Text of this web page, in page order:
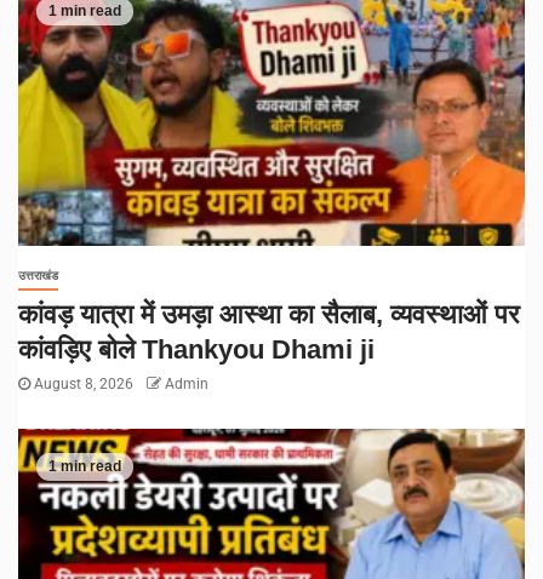
1 min read
उत्तराखंड
कांवड़ यात्रा में उमड़ा आस्था का सैलाब, व्यवस्थाओं पर
कांवड़िए बोले Thankyou Dhami ji
August 8, 2026 Admin
1 min read